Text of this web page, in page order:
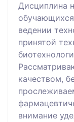
Дисциплина
ведении
принятой
качеством,
внимание